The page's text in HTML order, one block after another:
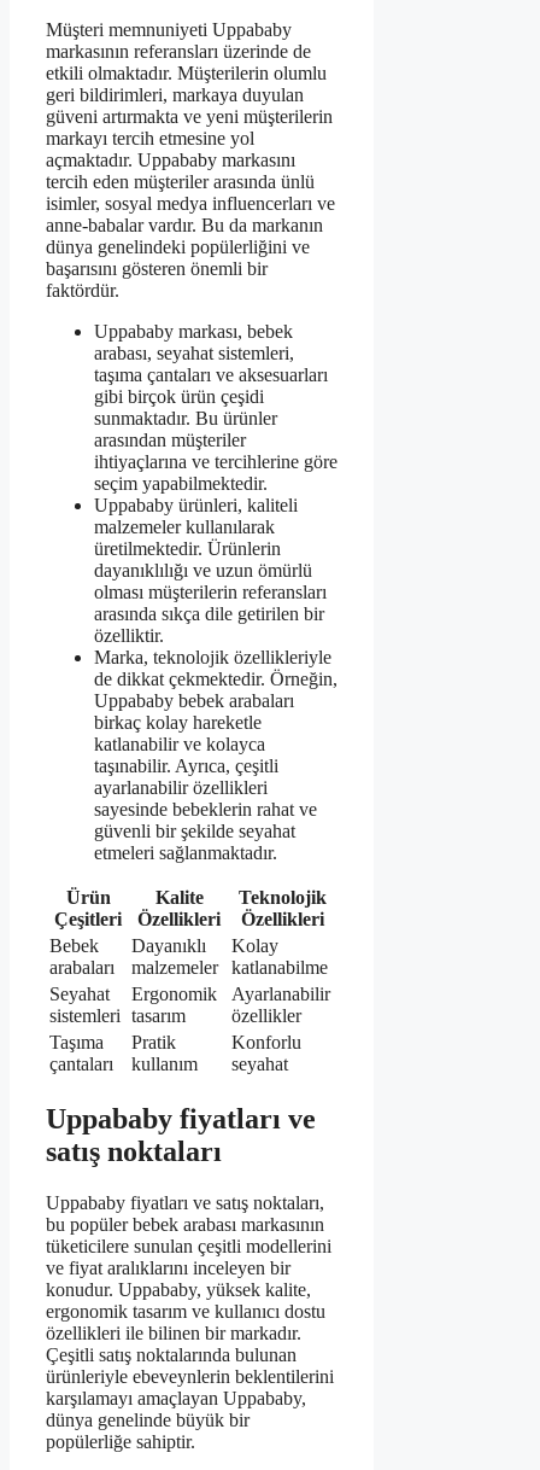
Müşteri memnuniyeti Uppababy
markasının referansları üzerinde de
etkili olmaktadır. Müşterilerin olumlu
geri bildirimleri, markaya duyulan
güveni artırmakta ve yeni müşterilerin
markayı tercih etmesine yol
açmaktadır. Uppababy markasını
tercih eden müşteriler arasında ünlü
isimler, sosyal medya influencerları ve
anne-babalar vardır. Bu da markanın
dünya genelindeki popülerliğini ve
başarısını gösteren önemli bir
faktördür.
Uppababy markası, bebek
arabası, seyahat sistemleri,
taşıma çantaları ve aksesuarları
gibi birçok ürün çeşidi
sunmaktadır. Bu ürünler
arasından müşteriler
ihtiyaçlarına ve tercihlerine göre
seçim yapabilmektedir.
Uppababy ürünleri, kaliteli
malzemeler kullanılarak
üretilmektedir. Ürünlerin
dayanıklılığı ve uzun ömürlü
olması müşterilerin referansları
arasında sıkça dile getirilen bir
özelliktir.
Marka, teknolojik özellikleriyle
de dikkat çekmektedir. Örneğin,
Uppababy bebek arabaları
birkaç kolay hareketle
katlanabilir ve kolayca
taşınabilir. Ayrıca, çeşitli
ayarlanabilir özellikleri
sayesinde bebeklerin rahat ve
güvenli bir şekilde seyahat
etmeleri sağlanmaktadır.
Ürün
Çeşitleri
Kalite
Özellikleri
Teknolojik
Özellikleri
Bebek
arabaları
Dayanıklı
malzemeler
Kolay
katlanabilme
Seyahat
sistemleri
Ergonomik
tasarım
Ayarlanabilir
özellikler
Taşıma
çantaları
Pratik
kullanım
Konforlu
seyahat
Uppababy fiyatları ve
satış noktaları
Uppababy fiyatları ve satış noktaları,
bu popüler bebek arabası markasının
tüketicilere sunulan çeşitli modellerini
ve fiyat aralıklarını inceleyen bir
konudur. Uppababy, yüksek kalite,
ergonomik tasarım ve kullanıcı dostu
özellikleri ile bilinen bir markadır.
Çeşitli satış noktalarında bulunan
ürünleriyle ebeveynlerin beklentilerini
karşılamayı amaçlayan Uppababy,
dünya genelinde büyük bir
popülerliğe sahiptir.